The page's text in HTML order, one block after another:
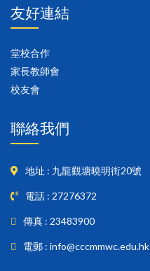
友好連結
堂校合作
家長教師會
校友會
聯絡我們
地址 : 九龍觀塘曉明街20號
電話 : 27276372
傳真 : 23483900
電郵 : info@cccmmwc.edu.hk